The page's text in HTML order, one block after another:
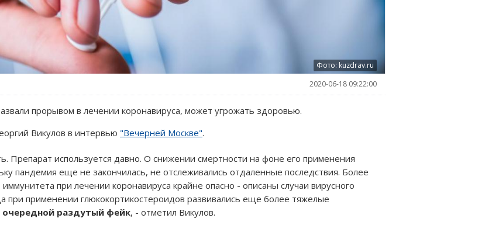
Фото: kuzdrav.ru
2020-06-18 09:22:00
прорывом в лечении коронавируса, может угрожать здоровью.
Викулов в интервью "Вечерней Москве".
Препарат используется давно. О снижении смертности на фоне его применения
пандемия еще не закончилась, не отслеживались отдаленные последствия. Более
при лечении коронавируса крайне опасно - описаны случаи вирусного
при применении глюкокортикостероидов развивались еще более тяжелые
очередной раздутый фейк, - отметил Викулов.